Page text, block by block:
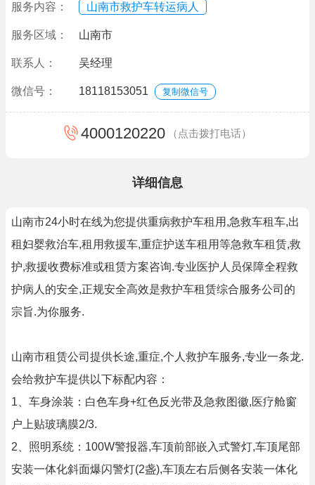
服务内容： 山南市救护车转运病人
服务区域： 山南市
联系人： 吴经理
微信号： 18118153051 复制微信号
4000120220 （点击拨打电话）
详细信息
山南市24小时在线为您提供重病救护车租用,急救车租车,出
租妇婴救治车,租用救援车,重症护送车租用等急救车租赁,救
护,救援收费标准或租赁方案咨询.专业医护人员保障全程救
护病人的安全,正规安全高效是救护车租赁综合服务公司的
宗旨.为你服务.
山南市租赁公司提供长途,重症,个人救护车服务,专业一条龙.
会给救护车提供以下标配内容：
1、车身涂装：白色车身+红色反光带及急救图徽,医疗舱窗
户上贴玻璃膜2/3.
2、照明系统：100W警报器,车顶前部嵌入式警灯,车顶尾部
安装一体化斜面爆闪警灯(2盏),车顶左右后侧各安装一体化